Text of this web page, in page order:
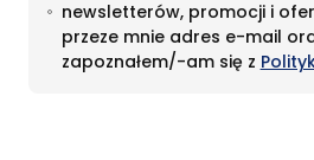
newsletterów, promocji i
przeze mnie adres e-mail
zapoznałem/-am się z